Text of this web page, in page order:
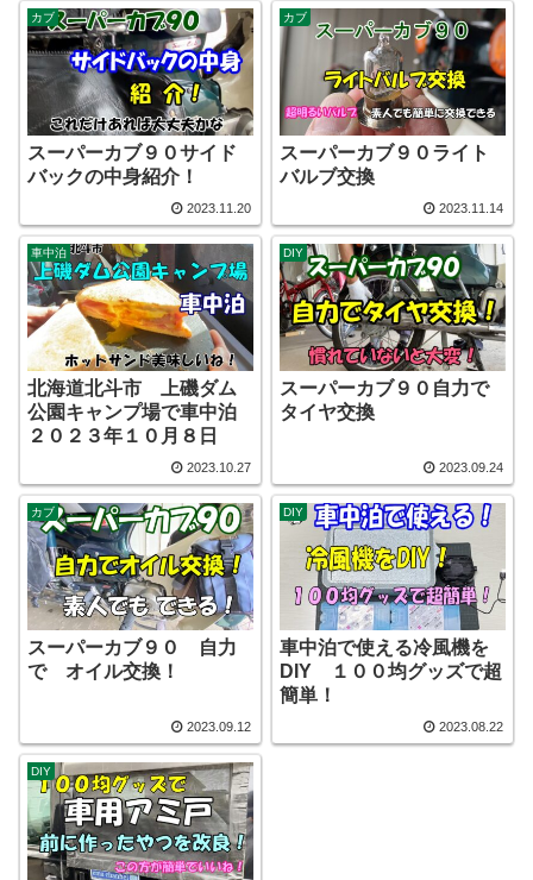
カブ
スーパーカブ９０サイド
バックの中身紹介！
2023.11.20
カブ
スーパーカブ９０ライト
バルブ交換
2023.11.14
車中泊
北海道北斗市 上磯ダム
公園キャンプ場で車中泊
２０２３年１０月８日
2023.10.27
DIY
スーパーカブ９０自力で
タイヤ交換
2023.09.24
カブ
スーパーカブ９０ 自力
で オイル交換！
2023.09.12
DIY
車中泊で使える冷風機を
DIY １００均グッズで超
簡単！
2023.08.22
DIY